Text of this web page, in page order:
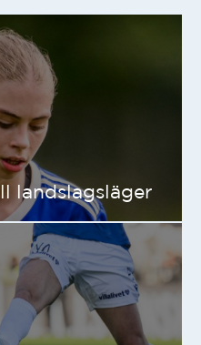
landslagsläger